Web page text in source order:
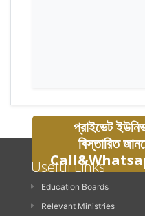
প্রাইভেট
বিস্তারিত
Useful Links
Education Boards
Relevant Ministries